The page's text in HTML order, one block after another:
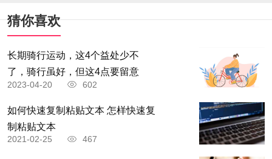
迅速流动的过程中，能够良好摩擦血管壁，让平滑
肌获得放松，帮助扩张血管，消除一氧化碳，进而
猜你喜欢
长期骑行运动，这4个益处少不
了，骑行虽好，但这4点要留意
2023-04-20 602
如何快速复制粘贴文本 怎样快速复
制粘贴文本
2021-02-25 467